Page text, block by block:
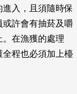
入，且須隨時保
許會有抽菸及嚼
在漁獲的處理
程也必須加上檯